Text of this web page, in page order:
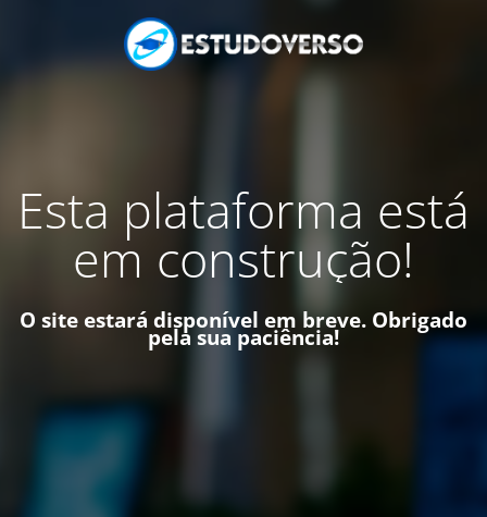
Esta plataforma está
em construção!
O site estará disponível em breve. Obrigado
pela sua paciência!